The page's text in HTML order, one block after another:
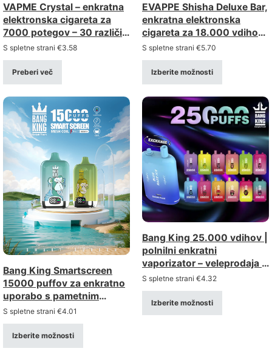
VAPME Crystal – enkratna
elektronska cigareta za
7000 potegov – 30 različic
s polnilnim priključkom tipa
C
S spletne strani €3.58
Preberi več
EVAPPE Shisha Deluxe Bar,
enkratna elektronska
cigareta za 18.000 vdihov
– mrežasta žica 0,6 Ω, z
možnostjo ponovnega
polnjenja (moč 0–5%)
S spletne strani €5.70
Izberite možnosti
Bang King Smartscreen
15000 puffov za enkratno
uporabo s pametnim
zaslonom in mrežasto
tuljavo
S spletne strani €4.01
Izberite možnosti
Bang King 25.000 vdihov |
polnilni enkratni
vaporizator – veleprodaja v
večjih količinah (moč: 0%,
2%, 3%, 5%)
S spletne strani €4.32
Izberite možnosti